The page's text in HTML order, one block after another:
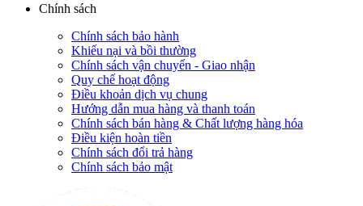
Chính sách
Chính sách bảo hành
Khiếu nại và bồi thường
Chính sách vận chuyển - Giao nhận
Quy chế hoạt động
Điều khoản dịch vụ chung
Hướng dẫn mua hàng và thanh toán
Chính sách bán hàng & Chất lượng hàng hóa
Điều kiện hoàn tiền
Chính sách đổi trả hàng
Chính sách bảo mật